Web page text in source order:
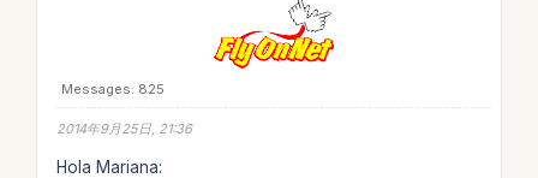
Messages: 825
2014年9月25日, 21:36
Hola Mariana: